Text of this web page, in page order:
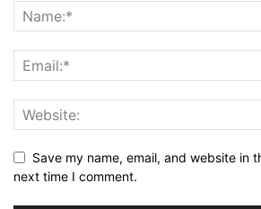
Save my name, email, and website in
next time I comment.